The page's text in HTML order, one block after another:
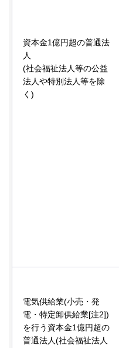
資本金1億円超の普通法
人
(社会福祉法人等の公益
法人や特別法人等を除
く)
電気供給業(小売・発
電・特定卸供給業[注2])
を行う資本金1億円超の
普通法人(社会福祉法人